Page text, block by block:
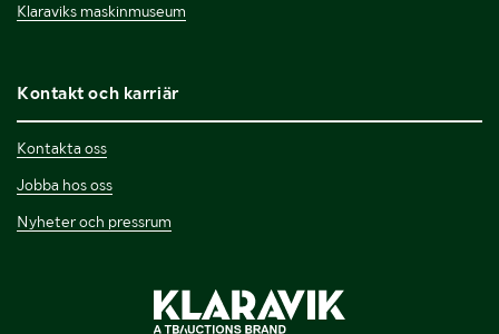
Klaraviks maskinmuseum
Kontakt och karriär
Kontakta oss
Jobba hos oss
Nyheter och pressrum